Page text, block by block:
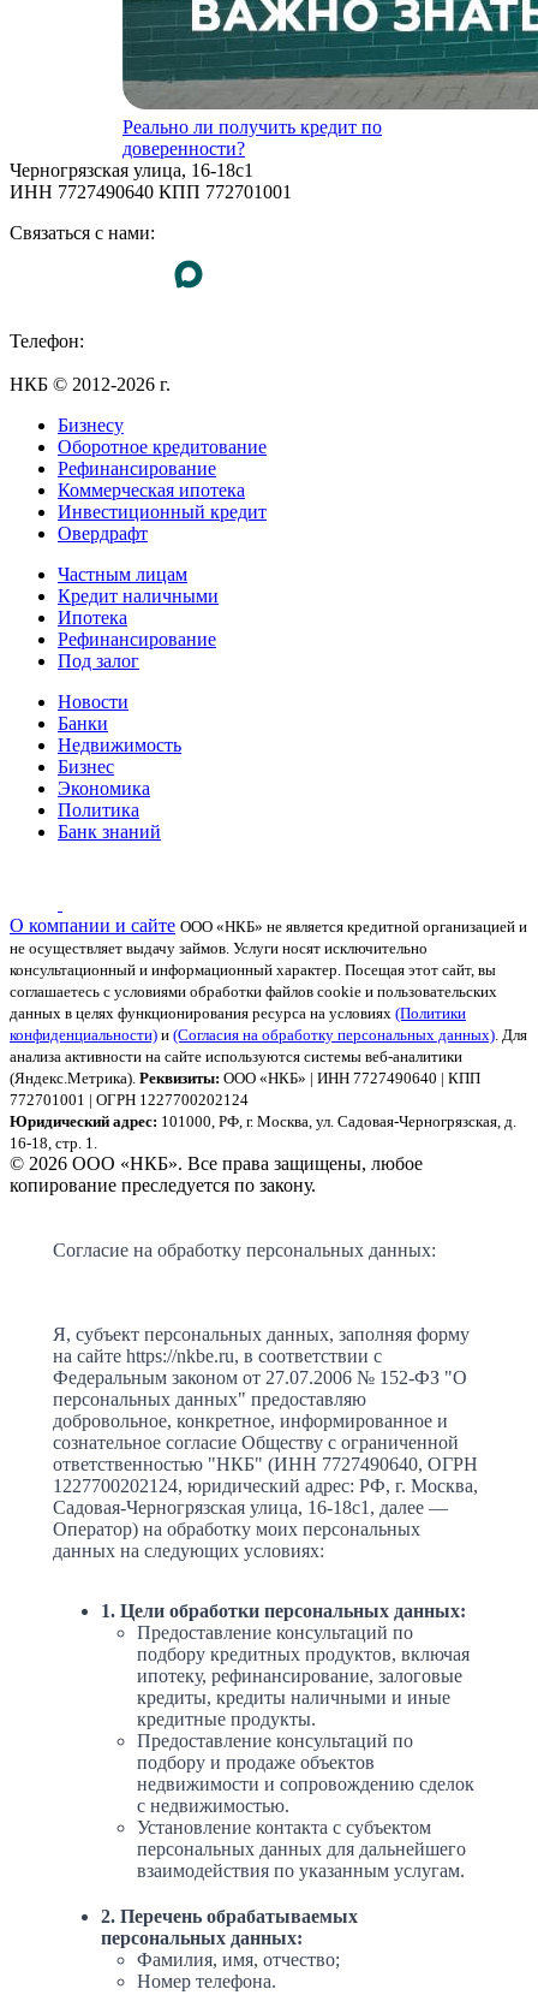
Реально ли получить кредит по
доверенности?
Черногрязская улица, 16-18с1
ИНН 7727490640 КПП 772701001
Связаться с нами:
Телефон:
НКБ © 2012-2026 г.
Бизнесу
Оборотное кредитование
Рефинансирование
Коммерческая ипотека
Инвестиционный кредит
Овердрафт
Частным лицам
Кредит наличными
Ипотека
Рефинансирование
Под залог
Новости
Банки
Недвижимость
Бизнес
Экономика
Политика
Банк знаний
О компании и сайте ООО «НКБ» не является кредитной организацией и
не осуществляет выдачу займов. Услуги носят исключительно
консультационный и информационный характер. Посещая этот сайт, вы
соглашаетесь с условиями обработки файлов cookie и пользовательских
данных в целях функционирования ресурса на условиях (Политики
конфиденциальности) и (Согласия на обработку персональных данных) . Для
анализа активности на сайте используются системы веб-аналитики
(Яндекс.Метрика). Реквизиты: ООО «НКБ» | ИНН 7727490640 | КПП
772701001 | ОГРН 1227700202124
Юридический адрес: 101000, РФ, г. Москва, ул. Садовая-Черногрязская, д.
16-18, стр. 1.
© 2026 ООО «НКБ». Все права защищены, любое
копирование преследуется по закону.
Согласие на обработку персональных данных:
Я, субъект персональных данных, заполняя форму
на сайте https://nkbe.ru, в соответствии с
Федеральным законом от 27.07.2006 № 152-ФЗ "О
персональных данных" предоставляю
добровольное, конкретное, информированное и
сознательное согласие Обществу с ограниченной
ответственностью "НКБ" (ИНН 7727490640, ОГРН
1227700202124, юридический адрес: РФ, г. Москва,
Садовая-Черногрязская улица, 16-18с1, далее —
Оператор) на обработку моих персональных
данных на следующих условиях:
1. Цели обработки персональных данных:
Предоставление консультаций по
подбору кредитных продуктов, включая
ипотеку, рефинансирование, залоговые
кредиты, кредиты наличными и иные
кредитные продукты.
Предоставление консультаций по
подбору и продаже объектов
недвижимости и сопровождению сделок
с недвижимостью.
Установление контакта с субъектом
персональных данных для дальнейшего
взаимодействия по указанным услугам.
2. Перечень обрабатываемых
персональных данных:
Фамилия, имя, отчество;
Номер телефона.